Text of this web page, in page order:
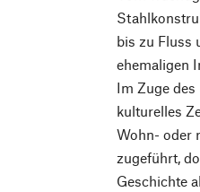
bis zu Fluss
ehemaligen
Im Zuge
kulturelles
Wohn- oder
zugeführt,
Geschichte